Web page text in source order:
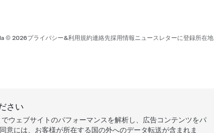
© 2026プライバシー&利用規約連絡先採用情報ニュースレターに登録所在地
さい
ウェブサイトのパフォーマンスを解析し、広告コンテンツをパ
意には、お客様が所在する国の外へのデータ転送が含まれま